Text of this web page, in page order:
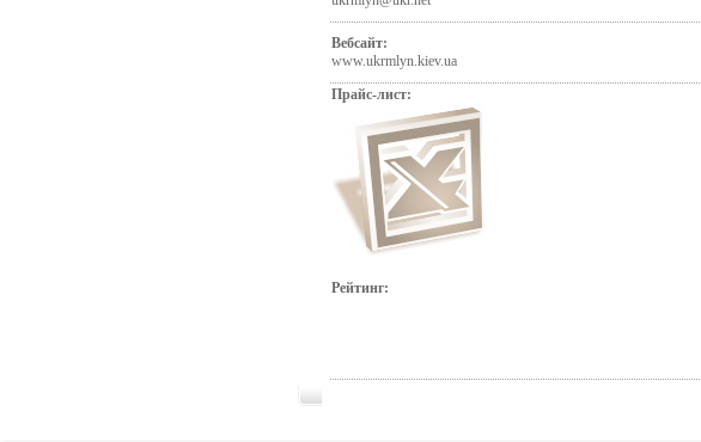
Вебсайт:
www.ukrmlyn.kiev.ua
Прайс-лист:
Рейтинг: